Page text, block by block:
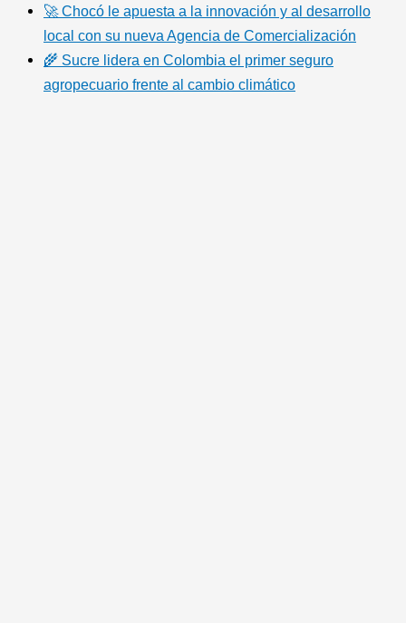
🚀 Chocó le apuesta a la innovación y al desarrollo
local con su nueva Agencia de Comercialización
🌾 Sucre lidera en Colombia el primer seguro
agropecuario frente al cambio climático